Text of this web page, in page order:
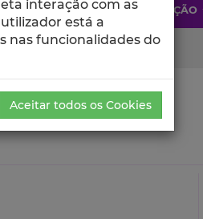
UNIDADES INVESTIGAÇÃO
interação com as
está a
nas funcionalidades do
Aceitar todos os Cookies